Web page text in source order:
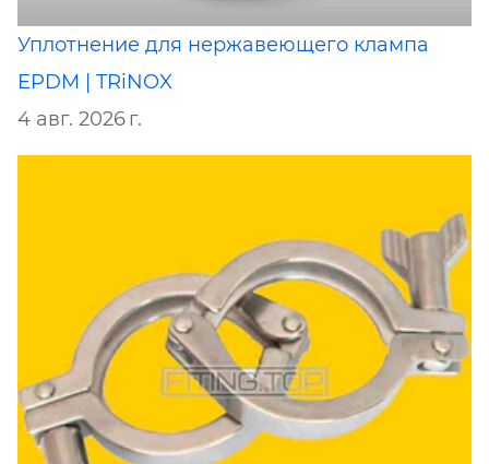
Уплотнение для нержавеющего клампа
EPDM | TRiNOX
4 авг. 2026 г.